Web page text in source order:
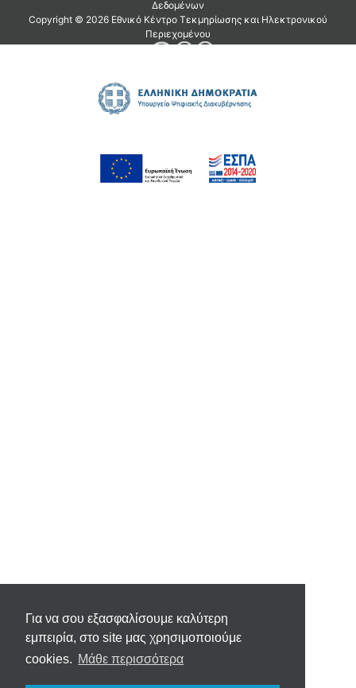
Για να σου εξασφαλίσουμε καλύτερη
εμπειρία, στο site μας χρησιμοποιούμε
cookies. Μάθε περισσότερα